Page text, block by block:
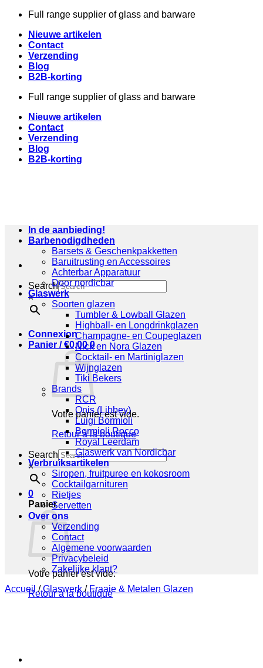
Skip
content
Full range supplier of glass and barware
Nieuwe artikelen
Contact
Verzending
Blog
B2B-korting
Full range supplier of glass and barware
Nieuwe artikelen
Contact
Verzending
Blog
B2B-korting
Search
×
Connexion
Panier /€0,00 0
Votre panier est vide.
Retour à la boutique
Search
×
0
Panier
Votre panier est vide.
Retour à la boutique
In de aanbieding!
Barbenodigdheden
Barsets & Geschenkpakketten
Baruitrusting en Accessoires
Achterbar Apparatuur
Door nordicbar
Glaswerk
Soorten glazen
Tumbler & Lowball Glazen
Highball- en Longdrinkglazen
Champagne- en Coupeglazen
Nick en Nora Glazen
Cocktail- en Martiniglazen
Wijnglazen
Tiki Bekers
Brands
RCR
Onis (Libbey)
Luigi Bormioli
Bormioli Rocco
Royal Leerdam
Glaswerk van Nordicbar
Verbruiksartikelen
Siropen, fruitpuree en kokosroom
Cocktailgarnituren
Rietjes
Servetten
Over ons
Verzending
Contact
Algemene voorwaarden
Privacybeleid
Zakelijke klant?
Accueil / Glaswerk / Fraaie & Metalen Glazen